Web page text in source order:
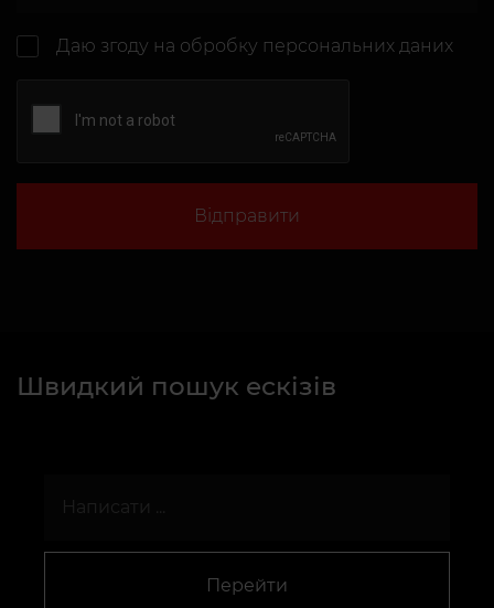
Даю згоду на обробку персональних даних
Відправити
Швидкий пошук ескізів
Перейти